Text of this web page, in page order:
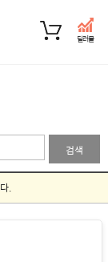
딜러몰
검색
.